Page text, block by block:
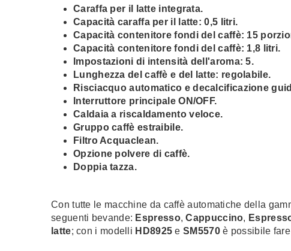
Caraffa per il latte integrata.
Capacità caraffa per il latte: 0,5 litri.
Capacità contenitore fondi del caffè: 15
Capacità contenitore fondi del caffè: 1,8 litri.
Impostazioni di intensità dell'aroma: 5.
Lunghezza del caffè e del latte: regolabile.
Risciacquo automatico e decalcificazione
Interruttore principale ON/OFF.
Caldaia a riscaldamento veloce.
Gruppo caffè estraibile.
Filtro Acquaclean.
Opzione polvere di caffè.
Doppia tazza.
Con tutte le macchine da caffè automatiche della
seguenti bevande: Espresso,Cappuccino,
latte; con i modelli HD8925 eSM5570è possibile fare